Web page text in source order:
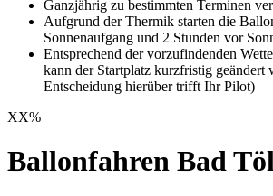
Ganzjährig zu bestimmten Terminen
Aufgrund der Thermik starten die
Sonnenaufgang und 2 Stunden vor
Entsprechend der vorzufindenden
kann der Startplatz kurzfristig geändert
Entscheidung hierüber trifft Ihr Pilot)
XX%
Ballonfahren Bad